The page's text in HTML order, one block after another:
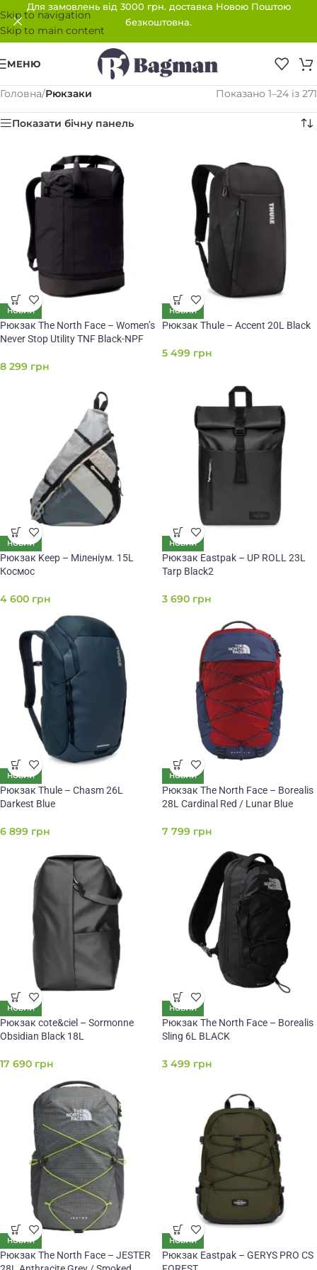
Skip to navigation
Skip to main content
Для замовлень від 3000 грн. доставка Новою Поштою
безкоштовна.
МЕНЮ
Головна/Рюкзаки Показано 1–24 із 271
Показати бічну панель
НОВИЙ
Рюкзак The North Face – Women’s
Never Stop Utility TNF Black-NPF
8 299 грн
НОВИЙ
Рюкзак Thule – Accent 20L Black
5 499 грн
НОВИЙ
Рюкзак Keep – Міленіум. 15L
Космос
4 600 грн
НОВИЙ
Рюкзак Eastpak – UP ROLL 23L
Tarp Black2
3 690 грн
НОВИЙ
Рюкзак Thule – Chasm 26L
Darkest Blue
6 899 грн
НОВИЙ
Рюкзак The North Face – Borealis
28L Cardinal Red / Lunar Blue
7 799 грн
НОВИЙ
Рюкзак cote&ciel – Sormonne
Obsidian Black 18L
17 690 грн
НОВИЙ
Рюкзак The North Face – Borealis
Sling 6L BLACK
3 499 грн
НОВИЙ
Рюкзак The North Face – JESTER
НОВИЙ
Рюкзак Eastpak – GERYS PRO CS